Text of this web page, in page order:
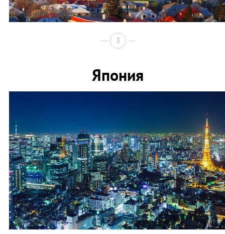
Фото: huffingtonpost.com
3
Япония
Фото: Shutterstock